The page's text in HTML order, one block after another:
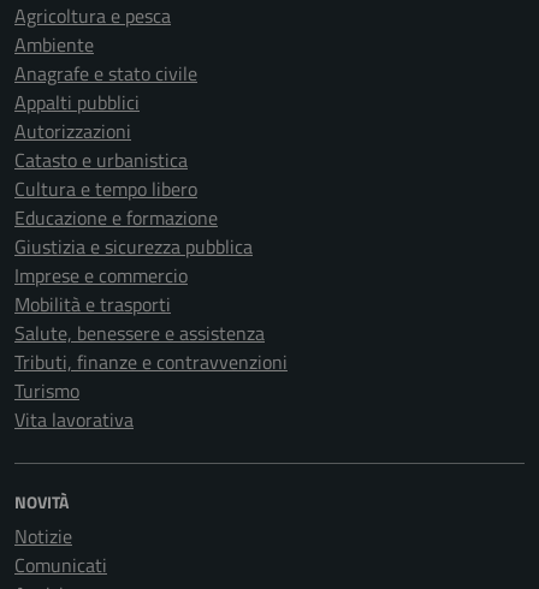
Agricoltura e pesca
Ambiente
Anagrafe e stato civile
Appalti pubblici
Autorizzazioni
Catasto e urbanistica
Cultura e tempo libero
Educazione e formazione
Giustizia e sicurezza pubblica
Imprese e commercio
Mobilità e trasporti
Salute, benessere e assistenza
Tributi, finanze e contravvenzioni
Turismo
Vita lavorativa
NOVITÀ
Notizie
Comunicati